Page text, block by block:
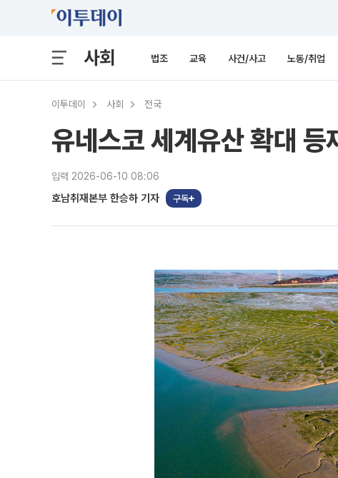
사회 법조 교육 사건/사고 노동/취업
이투데이 사회 전국
유네스코 세계유산 확대
입력 2026-06-10 08:06
호남취재본부 한승하 기자 구독